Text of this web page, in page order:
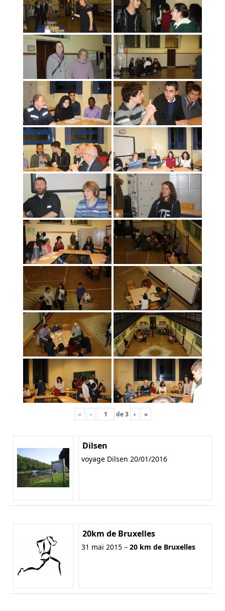
« ‹ de3 › »
Dilsen
voyage Dilsen 20/01/2016
20km de Bruxelles
31 mai 2015 – 20 km de Bruxelles